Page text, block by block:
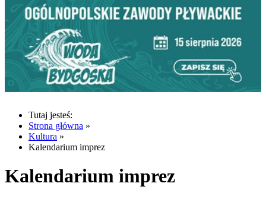
Tutaj jesteś:
Strona główna »
Kultura »
Kalendarium imprez
Kalendarium imprez